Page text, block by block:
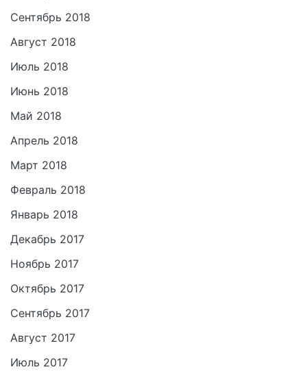
Сентябрь 2018
Август 2018
Июль 2018
Июнь 2018
Май 2018
Апрель 2018
Март 2018
Февраль 2018
Январь 2018
Декабрь 2017
Ноябрь 2017
Октябрь 2017
Сентябрь 2017
Август 2017
Июль 2017